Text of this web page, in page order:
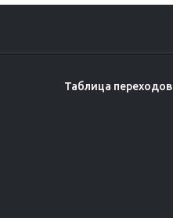
Таблица переходов